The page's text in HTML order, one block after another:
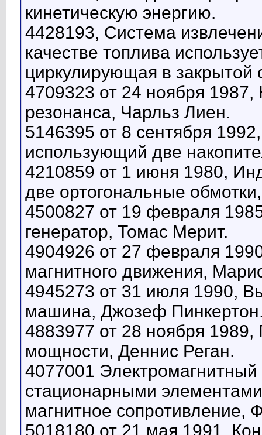
кинетическую энергию.
4428193, Система
качестве топлива
циркулирующая в закрытой
4709323 от 24 ноября 1987,
резонанса, Чарльз Лиен.
5146395 от 8 сентября
использующий две
4210859 от 1 июня 1980,
две ортогональные
4500827 от 19 февраля
генератор, Томас Мерит.
4904926 от 27 февраля
магнитного движения,
4945273 от 31 июля 1990,
машина, Джозеф
4883977 от 28 ноября
мощности, Деннис Реган.
4077001 Электромагнитный
стационарными
магнитное сопротивление,
5018180 от 21 мая 1991,